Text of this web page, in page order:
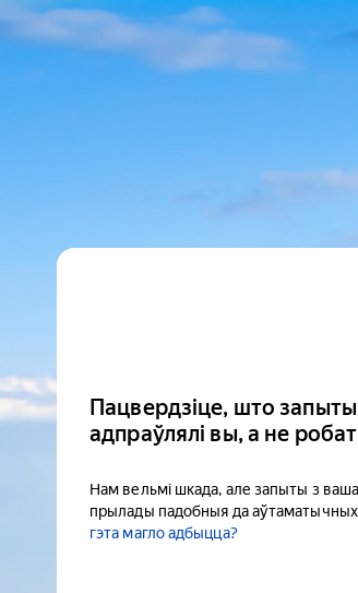
Пацвердзіце, што запыты
адпраўлялі вы, а не робат
Нам вельмі шкада, але запыты з
прылады падобныя да
гэта магло адбыцца?